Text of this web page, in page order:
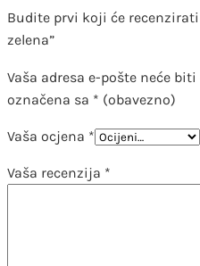
Budite prvi koji će
zelena”
Vaša adresa e-pošte neće
označena sa * (obavezno)
Vaša ocjena *
Vaša recenzija *